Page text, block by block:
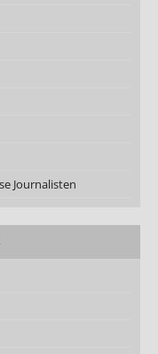
Journalisten